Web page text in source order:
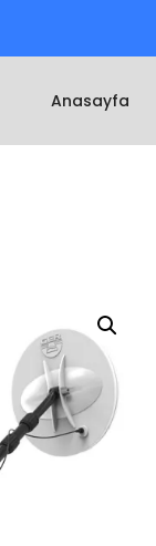
Anasayfa